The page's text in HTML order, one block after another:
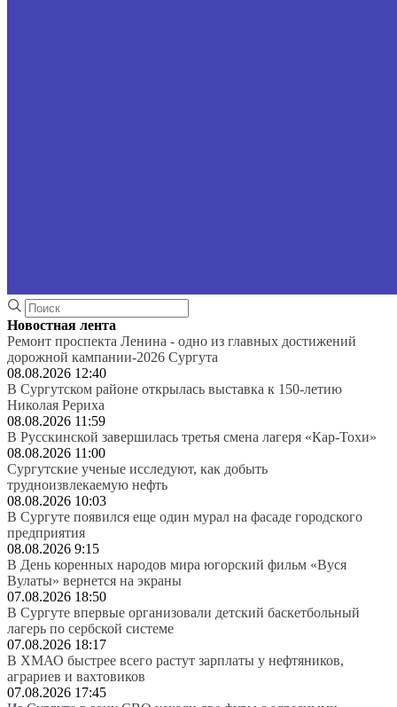
Новостная лента
Ремонт проспекта Ленина - одно из главных достижений
дорожной кампании-2026 Сургута
08.08.2026 12:40
В Сургутском районе открылась выставка к 150-летию
Николая Рериха
08.08.2026 11:59
В Русскинской завершилась третья смена лагеря «Кар-Тохи»
08.08.2026 11:00
Сургутские ученые исследуют, как добыть
трудноизвлекаемую нефть
08.08.2026 10:03
В Сургуте появился еще один мурал на фасаде городского
предприятия
08.08.2026 9:15
В День коренных народов мира югорский фильм «Вуся
Вулаты» вернется на экраны
07.08.2026 18:50
В Сургуте впервые организовали детский баскетбольный
лагерь по сербской системе
07.08.2026 18:17
В ХМАО быстрее всего растут зарплаты у нефтяников,
аграриев и вахтовиков
07.08.2026 17:45